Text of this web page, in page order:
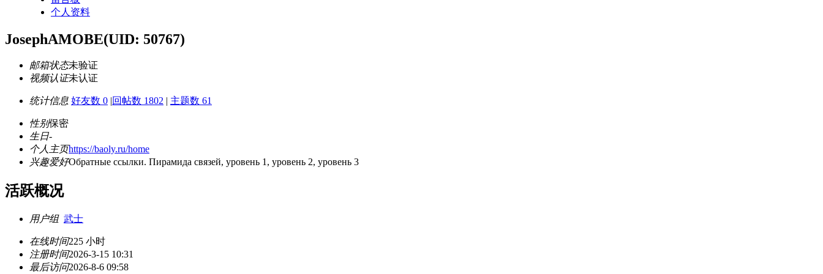
个人资料
JosephAMOBE(UID: 50767)
邮箱状态未验证
视频认证未认证
统计信息 好友数 0 |回帖数 1802 | 主题数 61
性别保密
生日-
个人主页https://baoly.ru/home
兴趣爱好Обратные ссылки. Пирамида связей, уровень 1, уровень 2, уровень 3
活跃概况
用户组 武士
在线时间225 小时
注册时间2026-3-15 10:31
最后访问2026-8-6 09:58